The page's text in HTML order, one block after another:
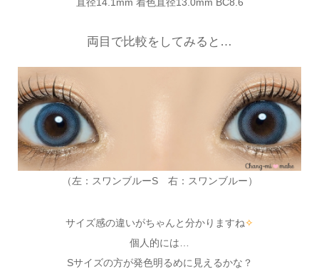
両目で比較をしてみると…
（左：スワンブルーS 右：スワンブルー）
サイズ感の違いがちゃんと分かりますね✧
個人的には…
Sサイズの方が発色明るめに見えるかな？